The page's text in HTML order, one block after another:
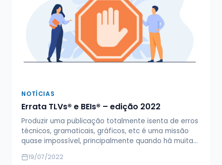
NOTÍCIAS
Errata TLVs® e BEIs® – edição 2022
Produzir uma publicação totalmente isenta de erros
técnicos, gramaticais, gráficos, etc é uma missão
quase impossível, principalmente quando há muita…
19/07/2022